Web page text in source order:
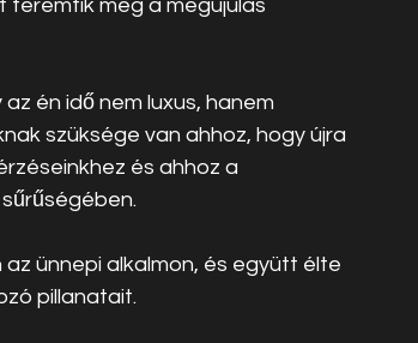
teremtik meg a megújulás
én idő nem luxus, hanem
szüksége van ahhoz, hogy újra
és ahhoz a
ünnepi alkalmon, és együtt élte
pillanatait.